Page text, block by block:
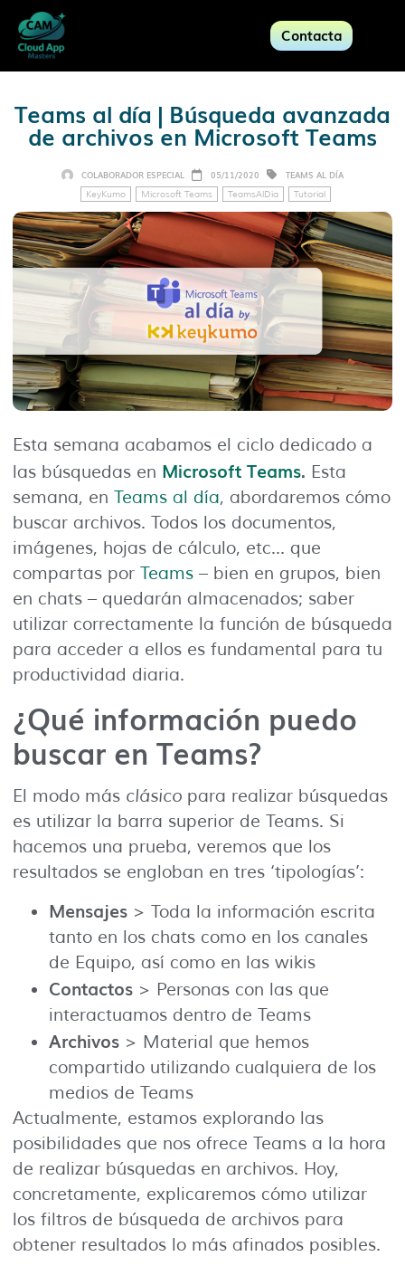
Contacta
Teams al día | Búsqueda avanzada
de archivos en Microsoft Teams
COLABORADOR ESPECIAL 05/11/2020 TEAMS AL DÍA
KeyKumo Microsoft Teams TeamsAlDía Tutorial
Esta semana acabamos el ciclo dedicado a
las búsquedas en Microsoft Teams. Esta
semana, en Teams al día, abordaremos cómo
buscar archivos. Todos los documentos,
imágenes, hojas de cálculo, etc… que
compartas por Teams – bien en grupos, bien
en chats – quedarán almacenados; saber
utilizar correctamente la función de búsqueda
para acceder a ellos es fundamental para tu
productividad diaria.
¿Qué información puedo
buscar en Teams?
El modo más clásico para realizar búsquedas
es utilizar la barra superior de Teams. Si
hacemos una prueba, veremos que los
resultados se engloban en tres ‘tipologías’:
Mensajes > Toda la información escrita
tanto en los chats como en los canales
de Equipo, así como en las wikis
Contactos > Personas con las que
interactuamos dentro de Teams
Archivos > Material que hemos
compartido utilizando cualquiera de los
medios de Teams
Actualmente, estamos explorando las
posibilidades que nos ofrece Teams a la hora
de realizar búsquedas en archivos. Hoy,
concretamente, explicaremos cómo utilizar
los filtros de búsqueda de archivos para
obtener resultados lo más afinados posibles.